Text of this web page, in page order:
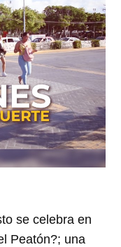
se celebra en
Peatón?; una